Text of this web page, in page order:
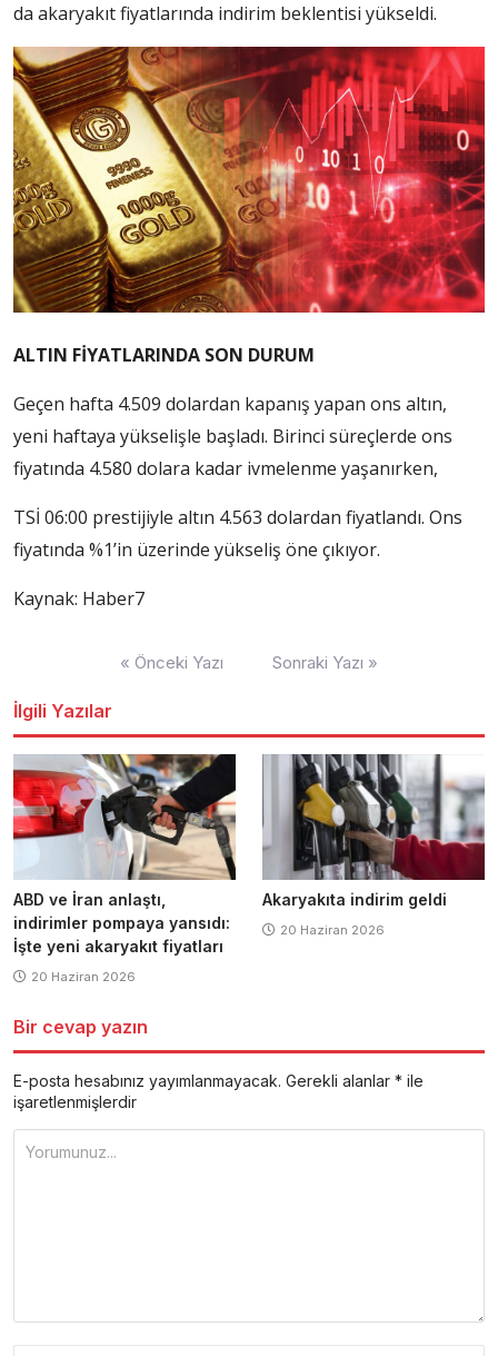
da akaryakıt fiyatlarında indirim beklentisi yükseldi.
ALTIN FİYATLARINDA SON DURUM
Geçen hafta 4.509 dolardan kapanış yapan ons altın,
yeni haftaya yükselişle başladı. Birinci süreçlerde ons
fiyatında 4.580 dolara kadar ivmelenme yaşanırken,
TSİ 06:00 prestijiyle altın 4.563 dolardan fiyatlandı. Ons
fiyatında %1’in üzerinde yükseliş öne çıkıyor.
Kaynak: Haber7
« Önceki Yazı Sonraki Yazı »
İlgili Yazılar
ABD ve İran anlaştı,
indirimler pompaya yansıdı:
İşte yeni akaryakıt fiyatları
20 Haziran 2026
Akaryakıta indirim geldi
20 Haziran 2026
Bir cevap yazın
E-posta hesabınız yayımlanmayacak. Gerekli alanlar * ile
işaretlenmişlerdir